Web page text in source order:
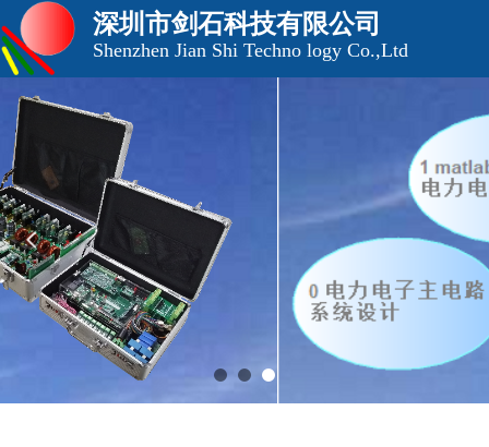
深圳市剑石科技有限公司
Shenzhen Jian Shi Techno logy Co.,Ltd
넳